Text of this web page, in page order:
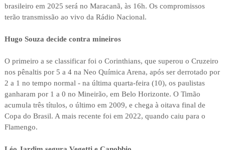
brasileiro em 2025 será no Maracanã, às 16h. Os compromissos
terão transmissão ao vivo da Rádio Nacional.
Hugo Souza decide contra mineiros
O primeiro a se classificar foi o Corinthians, que superou o Cruzeiro
nos pênaltis por 5 a 4 na Neo Química Arena, após ser derrotado por
2 a 1 no tempo normal - na última quarta-feira (10), os paulistas
ganharam por 1 a 0 no Mineirão, em Belo Horizonte. O Timão
acumula três títulos, o último em 2009, e chega à oitava final de
Copa do Brasil. A mais recente foi em 2022, quando caiu para o
Flamengo.